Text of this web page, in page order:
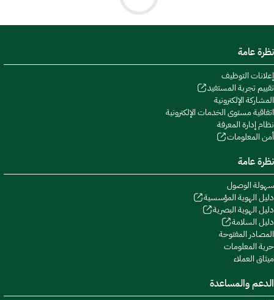
نظرة عامة
إعلانات التوظيف
تقييم تجربة المستفيد
المشاركة الإلكترونية
اتفاقية مستوى الخدمات الإلكترونية
نظام إدارة المعرفة
أمن المعلومات
نظرة عامة
سهولة الوصول
دليل الهوية المؤسسية
دليل الهوية البصرية
دليل السلامة
المصادر المفتوحة
حرية المعلومات
ميثاق العملاء
الدعم والمساعدة